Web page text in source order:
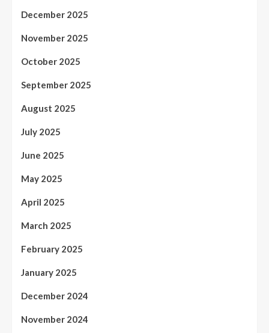
December 2025
November 2025
October 2025
September 2025
August 2025
July 2025
June 2025
May 2025
April 2025
March 2025
February 2025
January 2025
December 2024
November 2024